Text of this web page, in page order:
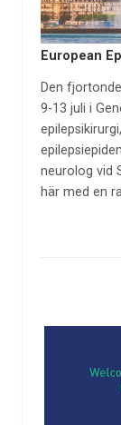
European
Den
9-13 juli i
neurolog vid
här med en